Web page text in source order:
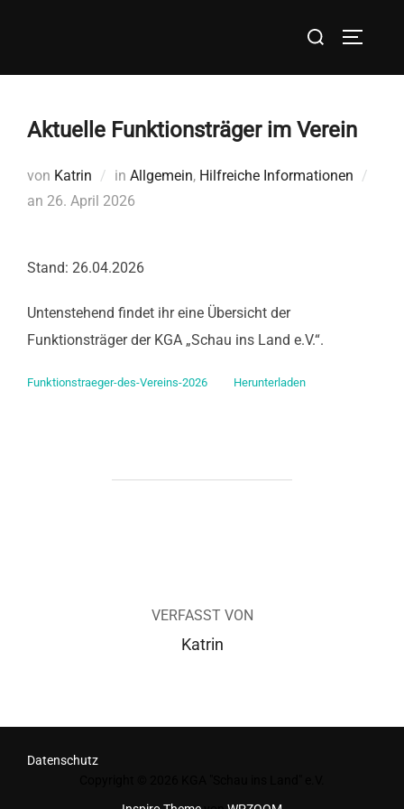
Suchen
Aktuelle Funktionsträger im Verein
von Katrin in Allgemein, Hilfreiche Informationen
an Veröffentlicht
26. April 2026
Stand: 26.04.2026
Untenstehend findet ihr eine Übersicht der
Funktionsträger der KGA „Schau ins Land e.V.“.
Funktionstraeger-des-Vereins-2026 Herunterladen
VERFASST VON
Katrin
Datenschutz